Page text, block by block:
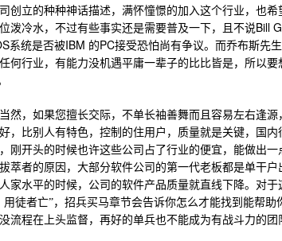
立的种种神话描述，满怀憧憬的加入这个行业，也
泼冷水，不过有些事实还是需要普及一下，且不说Bill
系统是否被IBM 的PC接受恐怕尚有争议。而乔布斯先
行业，有能力没机遇平庸一辈子的比比皆是，所以要
，如果您擅长交际，不单长袖善舞而且容易左右逢
比别人有特色，控制的住用户，质量就是关键，国
开头的时候也许这些公司占了行业的便宜，能做出一
者的原因，大部分软件公司的第一代老板都是单干
水平的时候，公司的软件产品质量就直线下降。对于
徒者亡”，招兵买马章节会告诉你怎么才能找到能帮助
程在上头监督，再好的单兵也不能成为有战斗力的团